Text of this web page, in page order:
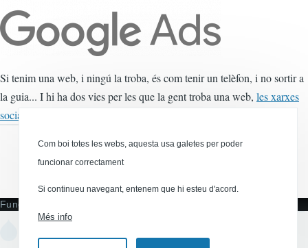
Si tenim una web, i ningú la troba, és com tenir un telèfon, i no sortir a
la guia... I hi ha dos vies per les que la gent troba una web, les xarxes
socials
Canal RSS
Funciona amb
Com boi totes les webs, aquesta usa galetes per poder
funcionar correctament
Si continueu navegant, entenem que hi esteu d'acord.
Més info